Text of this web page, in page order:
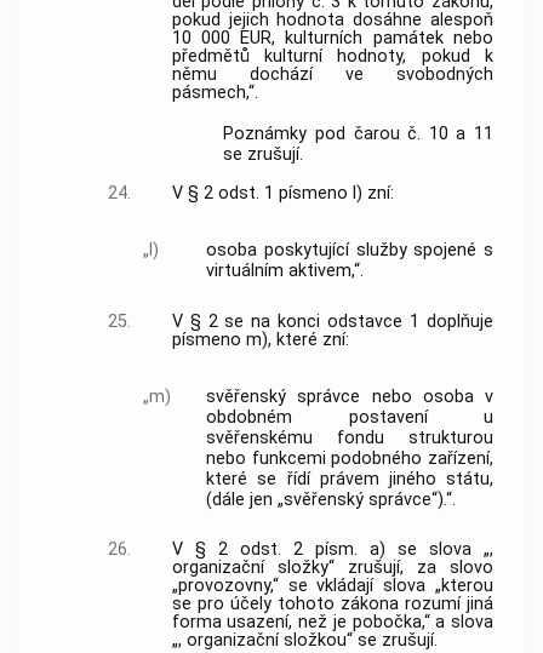
pokud jejich hodnota dosáhne alespoň
10 000 EUR, kulturních památek nebo
předmětů kulturní hodnoty, pokud k
němu dochází ve svobodných
pásmech,“.
Poznámky pod čarou č. 10 a 11
se zrušují.
24.
V § 2 odst. 1 písmeno l) zní:
„l)
osoba poskytující služby spojené s
virtuálním aktivem,“.
25.
V § 2 se na konci odstavce 1 doplňuje
písmeno m), které zní:
„m)
svěřenský správce nebo osoba v
obdobném postavení u
svěřenskému fondu strukturou
nebo funkcemi podobného zařízení,
které se řídí právem jiného státu,
(dále jen „svěřenský správce“).“.
26.
V § 2 odst. 2 písm. a) se slova „,
organizační složky“ zrušují, za slovo
„provozovny,“ se vkládají slova „kterou
se pro účely tohoto zákona rozumí jiná
forma usazení, než je pobočka,“ a slova
„, organizační složkou“ se zrušují.